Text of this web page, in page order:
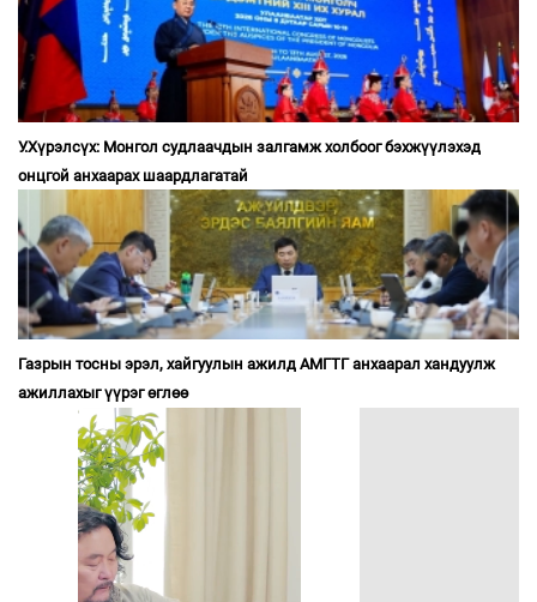
У.Хүрэлсүх: Монгол судлаачдын залгамж холбоог бэхжүүлэхэд
онцгой анхаарах шаардлагатай
Газрын тосны эрэл, хайгуулын ажилд АМГТГ анхаарал хандуулж
ажиллахыг үүрэг өглөө